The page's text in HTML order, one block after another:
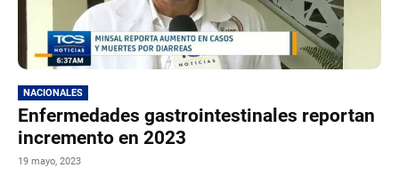
NACIONALES
Enfermedades gastrointestinales reportan
incremento en 2023
19 mayo, 2023